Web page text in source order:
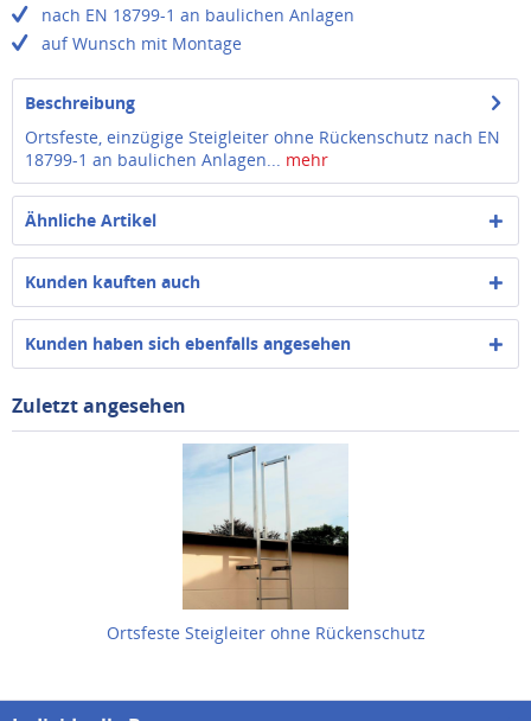
nach EN 18799-1 an baulichen Anlagen
auf Wunsch mit Montage
Beschreibung
Ortsfeste, einzügige Steigleiter ohne Rückenschutz nach EN
18799-1 an baulichen Anlagen... mehr
Ähnliche Artikel
Kunden kauften auch
Kunden haben sich ebenfalls angesehen
Zuletzt angesehen
Ortsfeste Steigleiter ohne Rückenschutz